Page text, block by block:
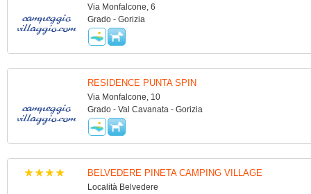
Via Monfalcone, 6
Grado - Gorizia
RESIDENCE PUNTA SPIN
Via Monfalcone, 10
Grado - Val Cavanata - Gorizia
BELVEDERE PINETA CAMPING VILLAGE
Località Belvedere